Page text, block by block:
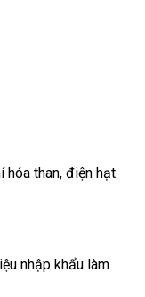
hóa than, điện hạt
nhập khẩu làm